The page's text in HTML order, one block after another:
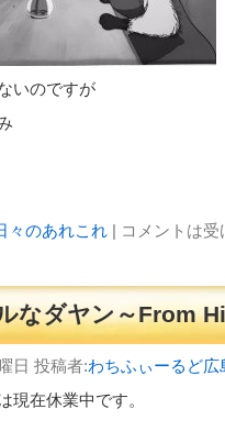
いのですが
々のあれこれ| コメントは
なダヤン～From
日 投稿者:わちふぃーるど
現在休業中です。